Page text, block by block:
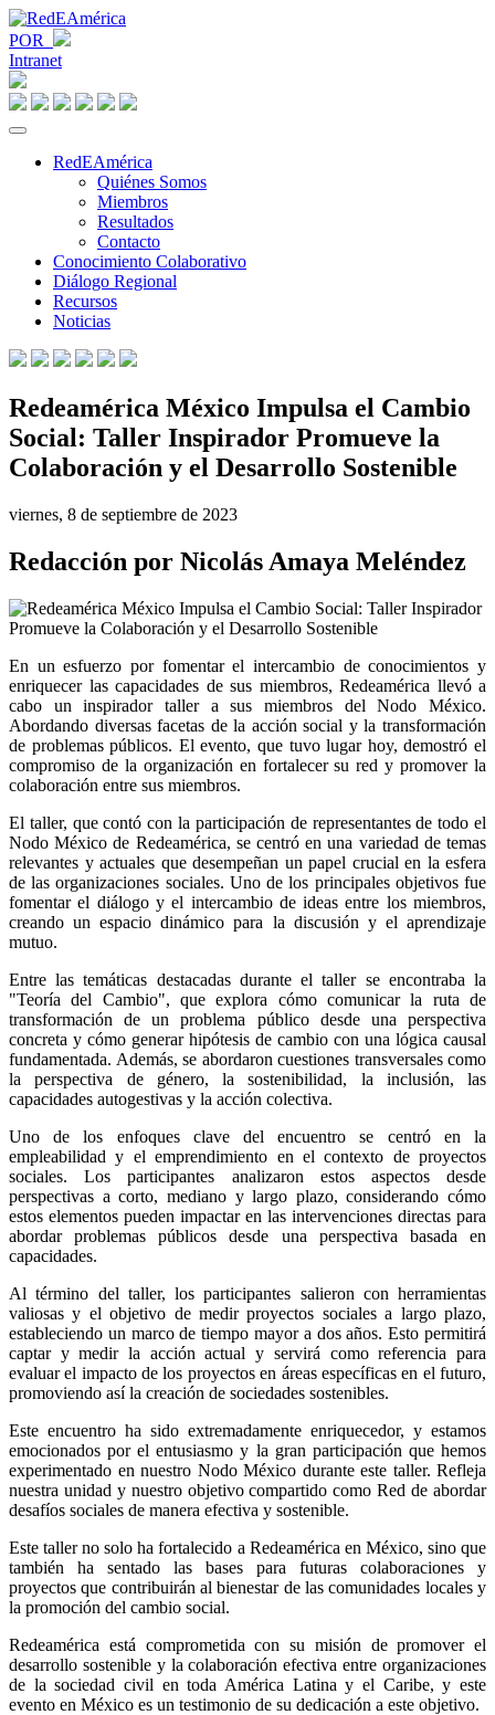
POR
Intranet
RedEAmérica
Quiénes Somos
Miembros
Resultados
Contacto
Conocimiento Colaborativo
Diálogo Regional
Recursos
Noticias
Redeamérica México Impulsa el Cambio
Social: Taller Inspirador Promueve la
Colaboración y el Desarrollo Sostenible
viernes, 8 de septiembre de 2023
Redacción por Nicolás Amaya Meléndez
En un esfuerzo por fomentar el intercambio de conocimientos y
enriquecer las capacidades de sus miembros, Redeamérica llevó a
cabo un inspirador taller a sus miembros del Nodo México.
Abordando diversas facetas de la acción social y la transformación
de problemas públicos. El evento, que tuvo lugar hoy, demostró el
compromiso de la organización en fortalecer su red y promover la
colaboración entre sus miembros.
El taller, que contó con la participación de representantes de todo el
Nodo México de Redeamérica, se centró en una variedad de temas
relevantes y actuales que desempeñan un papel crucial en la esfera
de las organizaciones sociales. Uno de los principales objetivos fue
fomentar el diálogo y el intercambio de ideas entre los miembros,
creando un espacio dinámico para la discusión y el aprendizaje
mutuo.
Entre las temáticas destacadas durante el taller se encontraba la
"Teoría del Cambio", que explora cómo comunicar la ruta de
transformación de un problema público desde una perspectiva
concreta y cómo generar hipótesis de cambio con una lógica causal
fundamentada. Además, se abordaron cuestiones transversales como
la perspectiva de género, la sostenibilidad, la inclusión, las
capacidades autogestivas y la acción colectiva.
Uno de los enfoques clave del encuentro se centró en la
empleabilidad y el emprendimiento en el contexto de proyectos
sociales. Los participantes analizaron estos aspectos desde
perspectivas a corto, mediano y largo plazo, considerando cómo
estos elementos pueden impactar en las intervenciones directas para
abordar problemas públicos desde una perspectiva basada en
capacidades.
Al término del taller, los participantes salieron con herramientas
valiosas y el objetivo de medir proyectos sociales a largo plazo,
estableciendo un marco de tiempo mayor a dos años. Esto permitirá
captar y medir la acción actual y servirá como referencia para
evaluar el impacto de los proyectos en áreas específicas en el futuro,
promoviendo así la creación de sociedades sostenibles.
Este encuentro ha sido extremadamente enriquecedor, y estamos
emocionados por el entusiasmo y la gran participación que hemos
experimentado en nuestro Nodo México durante este taller. Refleja
nuestra unidad y nuestro objetivo compartido como Red de abordar
desafíos sociales de manera efectiva y sostenible.
Este taller no solo ha fortalecido a Redeamérica en México, sino que
también ha sentado las bases para futuras colaboraciones y
proyectos que contribuirán al bienestar de las comunidades locales y
la promoción del cambio social.
Redeamérica está comprometida con su misión de promover el
desarrollo sostenible y la colaboración efectiva entre organizaciones
de la sociedad civil en toda América Latina y el Caribe, y este
evento en México es un testimonio de su dedicación a este objetivo.